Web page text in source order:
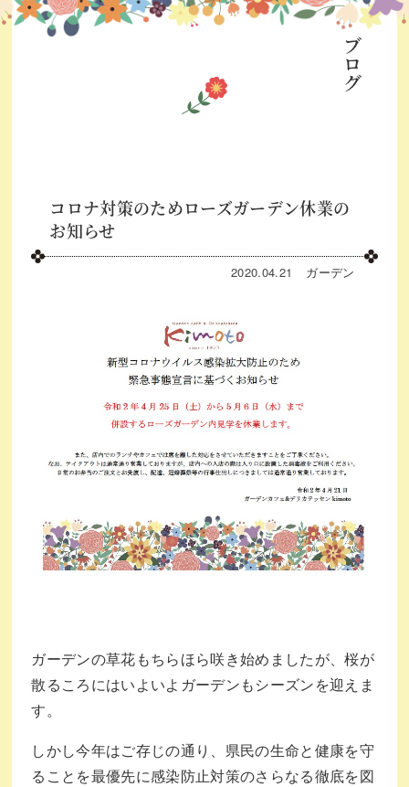
ブログ
コロナ対策のためローズガーデン休業の
お知らせ
2020.04.21 ガーデン
ガーデンの草花もちらほら咲き始めましたが、桜が
散るころにはいよいよガーデンもシーズンを迎えま
す。
しかし今年はご存じの通り、県民の生命と健康を守
ることを最優先に感染防止対策のさらなる徹底を図